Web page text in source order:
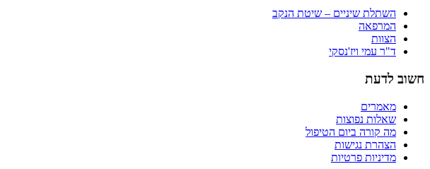
השתלת שיניים – שיטת הנקב
המרפאה
הצוות
ד"ר עמי ויז'נסקי
חשוב לדעת
מאמרים
שאלות נפוצות
מה קורה ביום הטיפול
הצהרת נגישות
מדיניות פרטיות